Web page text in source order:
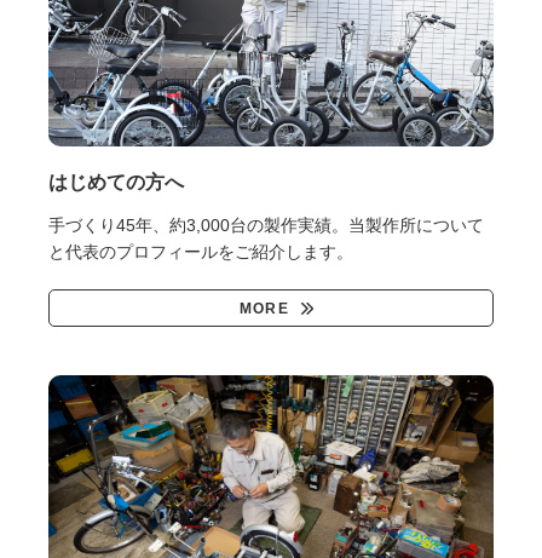
はじめての方へ
手づくり45年、約3,000台の製作実績。当製作所について
と代表のプロフィールをご紹介します。
MORE